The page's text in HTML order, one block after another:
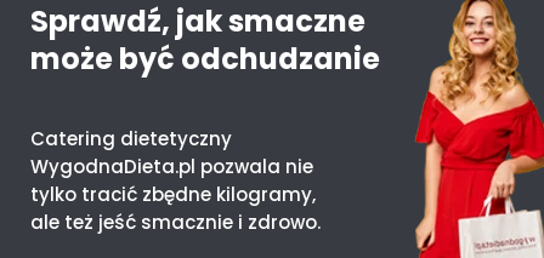
Sprawdź, jak smaczne
może być odchudzanie
Catering dietetyczny
WygodnaDieta.pl pozwala nie
tylko tracić zbędne kilogramy,
ale też jeść smacznie i zdrowo.